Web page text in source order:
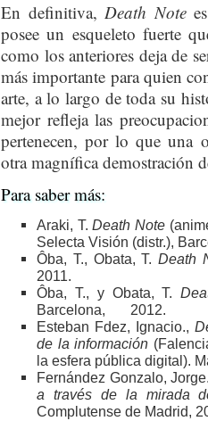
En definitiva,Death Note
posee un esqueleto fuerte
como los anteriores deja de
más importante para quien
arte, a lo largo de toda su
mejor refleja las
pertenecen, por lo que una
otra magnífica demostración
Para saber más:
Araki, T.Death Note
Selecta Visión (distr.),
Ôba, T., Obata, T.Death
2011.
Ôba, T., y Obata, T.
Barcelona, 2012.
Esteban Fdez, Ignacio.,
de la información
la esfera pública digital).
Fernández Gonzalo,
a través de la mirada
Complutense de Madrid,